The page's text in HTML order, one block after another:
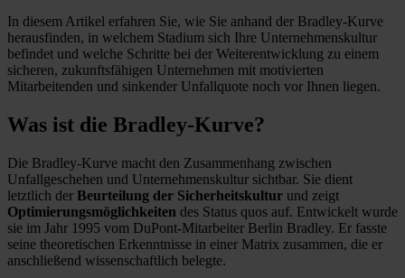
In diesem Artikel erfahren Sie, wie Sie anhand der Bradley-Kurve
herausfinden, in welchem Stadium sich Ihre Unternehmenskultur
befindet und welche Schritte bei der Weiterentwicklung zu einem
sicheren, zukunftsfähigen Unternehmen mit motivierten
Mitarbeitenden und sinkender Unfallquote noch vor Ihnen liegen.
Was ist die Bradley-Kurve?
Die Bradley-Kurve macht den Zusammenhang zwischen
Unfallgeschehen und Unternehmenskultur sichtbar. Sie dient
letztlich der Beurteilung der Sicherheitskultur und zeigt
Optimierungsmöglichkeiten des Status quos auf. Entwickelt wurde
sie im Jahr 1995 vom DuPont-Mitarbeiter Berlin Bradley. Er fasste
seine theoretischen Erkenntnisse in einer Matrix zusammen, die er
anschließend wissenschaftlich belegte.